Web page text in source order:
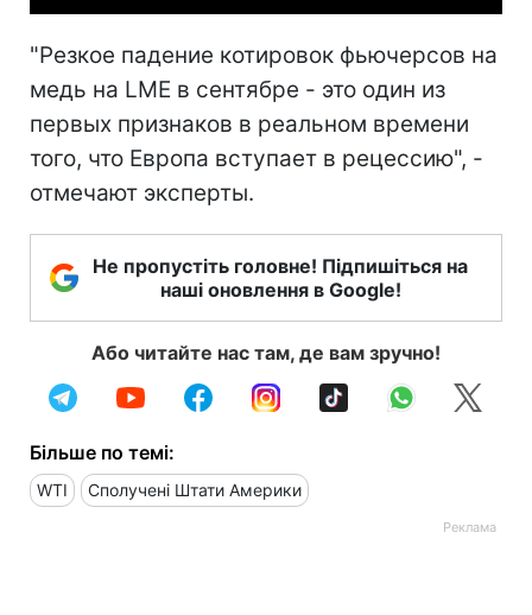
"Резкое падение котировок фьючерсов на
медь на LME в сентябре - это один из
первых признаков в реальном времени
того, что Европа вступает в рецессию", -
отмечают эксперты.
Не пропустіть головне! Підпишіться на
наші оновлення в Google!
Або читайте нас там, де вам зручно!
Більше по темі:
WTI Сполучені Штати Америки